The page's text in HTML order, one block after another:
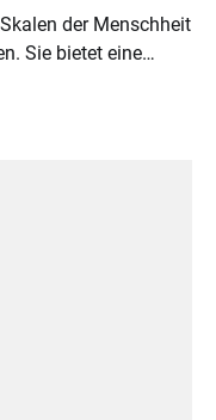
der Menschheit
Sie bietet eine